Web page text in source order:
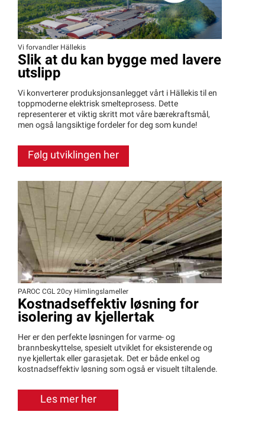
Vi forvandler Hällekis
Slik at du kan bygge med lavere
utslipp
Vi konverterer produksjonsanlegget vårt i Hällekis til en
toppmoderne elektrisk smelteprosess. Dette
representerer et viktig skritt mot våre bærekraftsmål,
men også langsiktige fordeler for deg som kunde!
Følg utviklingen her
PAROC CGL 20cy Himlingslameller
Kostnadseffektiv løsning for
isolering av kjellertak
Her er den perfekte løsningen for varme- og
brannbeskyttelse, spesielt utviklet for eksisterende og
nye kjellertak eller garasjetak. Det er både enkel og
kostnadseffektiv løsning som også er visuelt tiltalende.
Les mer her